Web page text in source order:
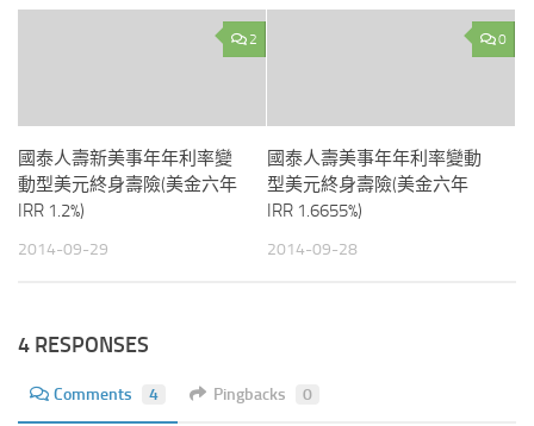
2
國泰人壽新美事年年利率變
動型美元終身壽險(美金六年
IRR 1.2%)
2014-09-29
0
國泰人壽美事年年利率變動
型美元終身壽險(美金六年
IRR 1.6655%)
2014-09-28
4 RESPONSES
Comments 4 Pingbacks 0